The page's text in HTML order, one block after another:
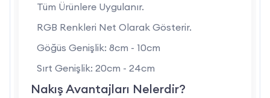
nakış ile firmanıza uygun hale getirilebilir.
Lacivert Reflektörlü Yelek Kullanım Alanları Nelerdir?
Şantiye ve İnşaat Alanları:
güvenliği ve konforu için idealdir.
Tüm Ürünlere Uygulanır.
RGB Renkleri Net Olarak Gösterir.
Göğüs Genişlik: 8cm - 10cm
Sırt Genişlik: 20cm - 24cm
Nakış Avantajları Nelerdir?